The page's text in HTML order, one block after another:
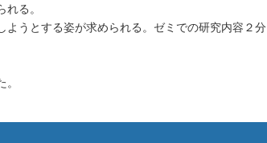
る。
ようとする姿が求められる。ゼミでの研究内容２分